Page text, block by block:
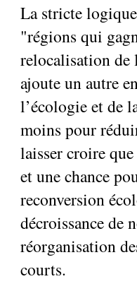
La stricte
"régions qui
relocalisation de
ajoute un autre
l’écologie et de
moins pour
laisser croire
et une chance
reconversion
décroissance de
réorganisation
courts.